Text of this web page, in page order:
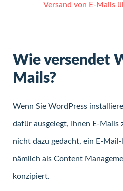
Versand von E-Mails
Wie versendet
Mails?
Wenn Sie WordPress
dafür ausgelegt, Ihnen E-Mails
nicht dazu gedacht, ein E-
nämlich als Content
konzipiert.